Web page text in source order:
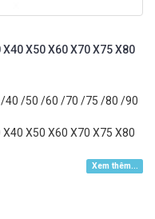
X50 X60 X70 X75 X80
/40 /50 /60 /70 /75 /80 /90
X50 X60 X70 X75 X80
Xem thêm...